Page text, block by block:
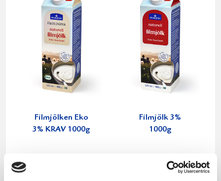
Filmjölken Eko
3% KRAV 1000g
Filmjölk 3%
1000g